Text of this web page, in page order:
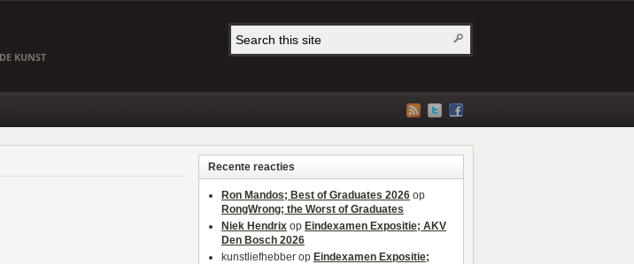
KUNST
Recente reacties
Ron Mandos; Best of Graduates 2026 op
RongWrong; the Worst of Graduates
Niek Hendrix op Eindexamen Expositie; AKV
Den Bosch 2026
kunstliefhebber op Eindexamen Expositie;